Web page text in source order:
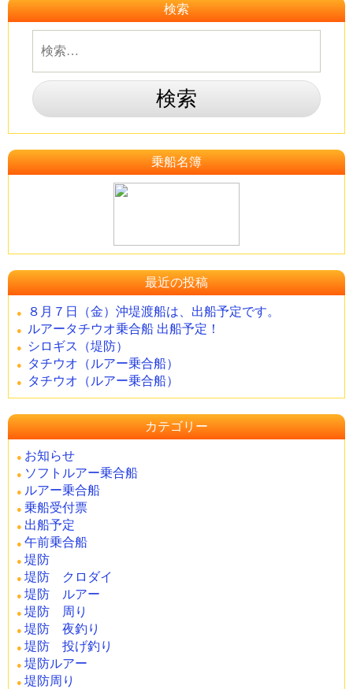
検索
乗船名簿
最近の投稿
８月７日（金）沖堤渡船は、出船予定です。
ルアータチウオ乗合船 出船予定！
シロギス（堤防）
タチウオ（ルアー乗合船）
タチウオ（ルアー乗合船）
カテゴリー
お知らせ
ソフトルアー乗合船
ルアー乗合船
乗船受付票
出船予定
午前乗合船
堤防
堤防 クロダイ
堤防 ルアー
堤防 周り
堤防 夜釣り
堤防 投げ釣り
堤防ルアー
堤防周り